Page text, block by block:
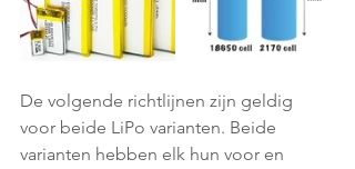
De volgende richtlijnen zijn geldig
voor beide LiPo varianten. Beide
varianten hebben elk hun voor en